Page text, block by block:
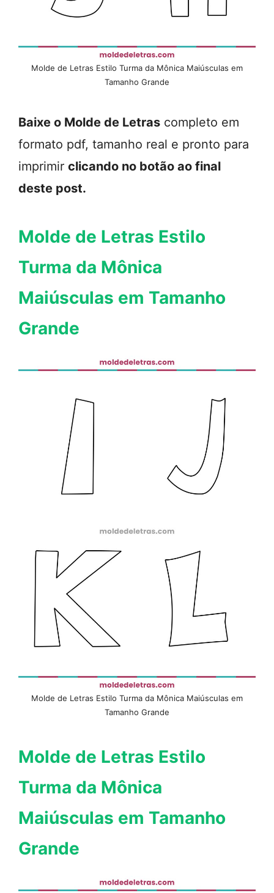
Molde de Letras Estilo Turma da Mônica Maiúsculas em
Tamanho Grande
Baixe o Molde de Letras completo em
formato pdf, tamanho real e pronto para
imprimir clicando no botão ao final
deste post.
Molde de Letras Estilo
Turma da Mônica
Maiúsculas em Tamanho
Grande
Molde de Letras Estilo Turma da Mônica Maiúsculas em
Tamanho Grande
Molde de Letras Estilo
Turma da Mônica
Maiúsculas em Tamanho
Grande